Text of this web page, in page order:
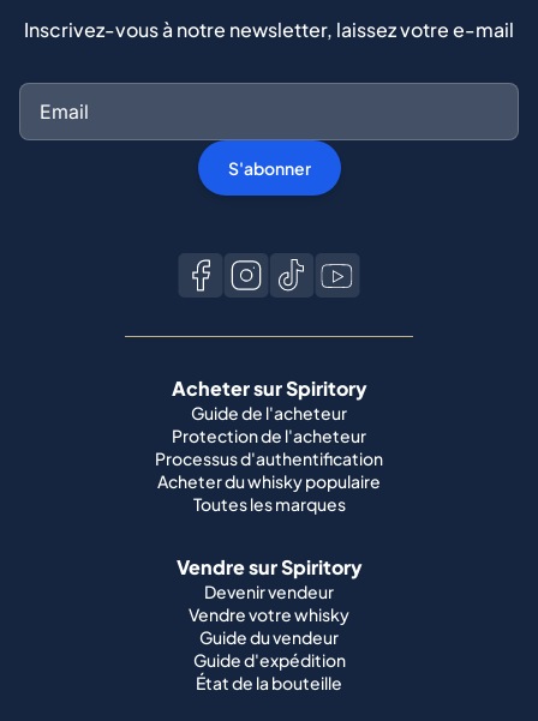
Inscrivez-vous à notre newsletter, laissez votre e-mail
S'abonner
Acheter sur Spiritory
Guide de l'acheteur
Protection de l'acheteur
Processus d'authentification
Acheter du whisky populaire
Toutes les marques
Vendre sur Spiritory
Devenir vendeur
Vendre votre whisky
Guide du vendeur
Guide d'expédition
État de la bouteille